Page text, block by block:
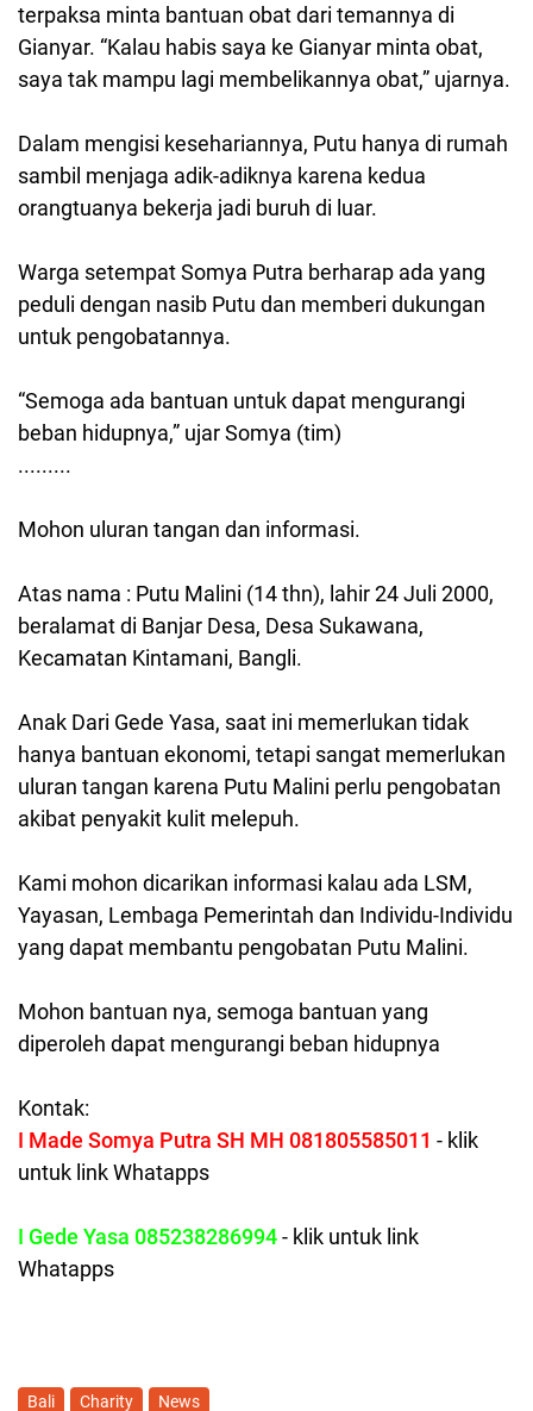
terpaksa minta bantuan obat dari temannya di
Gianyar. “Kalau habis saya ke Gianyar minta obat,
saya tak mampu lagi membelikannya obat,” ujarnya.
Dalam mengisi kesehariannya, Putu hanya di rumah
sambil menjaga adik-adiknya karena kedua
orangtuanya bekerja jadi buruh di luar.
Warga setempat Somya Putra berharap ada yang
peduli dengan nasib Putu dan memberi dukungan
untuk pengobatannya.
“Semoga ada bantuan untuk dapat mengurangi
beban hidupnya,” ujar Somya (tim)
.........
Mohon uluran tangan dan informasi.
Atas nama : Putu Malini (14 thn), lahir 24 Juli 2000,
beralamat di Banjar Desa, Desa Sukawana,
Kecamatan Kintamani, Bangli.
Anak Dari Gede Yasa, saat ini memerlukan tidak
hanya bantuan ekonomi, tetapi sangat memerlukan
uluran tangan karena Putu Malini perlu pengobatan
akibat penyakit kulit melepuh.
Kami mohon dicarikan informasi kalau ada LSM,
Yayasan, Lembaga Pemerintah dan Individu-Individu
yang dapat membantu pengobatan Putu Malini.
Mohon bantuan nya, semoga bantuan yang
diperoleh dapat mengurangi beban hidupnya
Kontak:
I Made Somya Putra SH MH 081805585011 - klik
untuk link Whatapps
I Gede Yasa 085238286994- klik untuk link
Whatapps
Bali Charity News